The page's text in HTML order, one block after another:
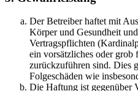
Der Betreiber haftet mit
Körper und Gesundheit
Vertragspflichten
ein vorsätzliches oder grob
zurückzuführen sind. Dies
Folgeschäden wie
Die Haftung ist gegenüber